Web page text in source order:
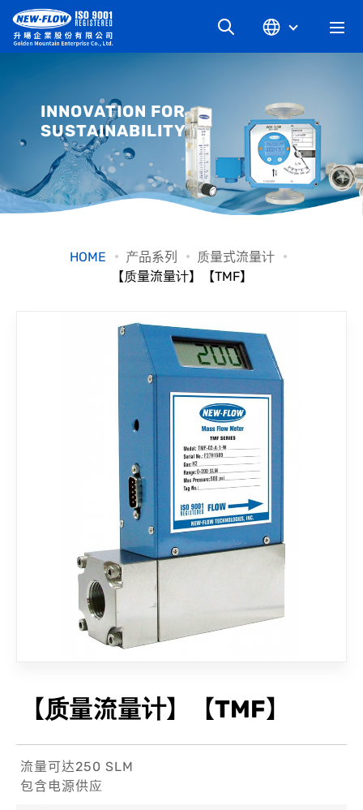
最新消息
知识文章
档案下载
联络我们
INNOVATION FOR
SUSTAINABILITY
HOME 产品系列
质量式流量计
【质量流量计】【TMF】
【质量流量计】【TMF】
流量可达250 SLM
包含电源供应